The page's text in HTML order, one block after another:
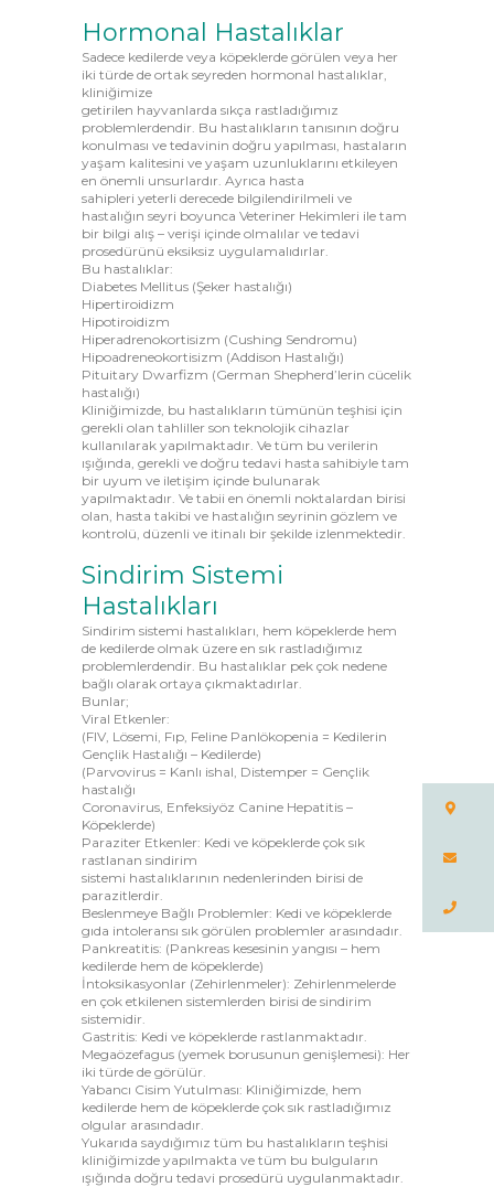
Hormonal Hastalıklar
Sadece kedilerde veya köpeklerde görülen veya her
iki türde de ortak seyreden hormonal hastalıklar,
kliniğimize
getirilen hayvanlarda sıkça rastladığımız
problemlerdendir. Bu hastalıkların tanısının doğru
konulması ve tedavinin doğru yapılması, hastaların
yaşam kalitesini ve yaşam uzunluklarını etkileyen
en önemli unsurlardır. Ayrıca hasta
sahipleri yeterli derecede bilgilendirilmeli ve
hastalığın seyri boyunca Veteriner Hekimleri ile tam
bir bilgi alış – verişi içinde olmalılar ve tedavi
prosedürünü eksiksiz uygulamalıdırlar.
Bu hastalıklar:
Diabetes Mellitus (Şeker hastalığı)
Hipertiroidizm
Hipotiroidizm
Hiperadrenokortisizm (Cushing Sendromu)
Hipoadreneokortisizm (Addison Hastalığı)
Pituitary Dwarfizm (German Shepherd’lerin cücelik
hastalığı)
Kliniğimizde, bu hastalıkların tümünün teşhisi için
gerekli olan tahliller son teknolojik cihazlar
kullanılarak yapılmaktadır. Ve tüm bu verilerin
ışığında, gerekli ve doğru tedavi hasta sahibiyle tam
bir uyum ve iletişim içinde bulunarak
yapılmaktadır. Ve tabii en önemli noktalardan birisi
olan, hasta takibi ve hastalığın seyrinin gözlem ve
kontrolü, düzenli ve itinalı bir şekilde izlenmektedir.
Sindirim Sistemi
Hastalıkları
Sindirim sistemi hastalıkları, hem köpeklerde hem
de kedilerde olmak üzere en sık rastladığımız
problemlerdendir. Bu hastalıklar pek çok nedene
bağlı olarak ortaya çıkmaktadırlar.
Bunlar;
Viral Etkenler:
(FIV, Lösemi, Fıp, Feline Panlökopenia = Kedilerin
Gençlik Hastalığı – Kedilerde)
(Parvovirus = Kanlı ishal, Distemper = Gençlik
hastalığı
Coronavirus, Enfeksiyöz Canine Hepatitis –
Köpeklerde)
Paraziter Etkenler: Kedi ve köpeklerde çok sık
rastlanan sindirim
sistemi hastalıklarının nedenlerinden birisi de
parazitlerdir.
Beslenmeye Bağlı Problemler: Kedi ve köpeklerde
gıda intoleransı sık görülen problemler arasındadır.
Pankreatitis: (Pankreas kesesinin yangısı – hem
kedilerde hem de köpeklerde)
İntoksikasyonlar (Zehirlenmeler): Zehirlenmelerde
en çok etkilenen sistemlerden birisi de sindirim
sistemidir.
Gastritis: Kedi ve köpeklerde rastlanmaktadır.
Megaözefagus (yemek borusunun genişlemesi): Her
iki türde de görülür.
Yabancı Cisim Yutulması: Kliniğimizde, hem
kedilerde hem de köpeklerde çok sık rastladığımız
olgular arasındadır.
Yukarıda saydığımız tüm bu hastalıkların teşhisi
kliniğimizde yapılmakta ve tüm bu bulguların
ışığında doğru tedavi prosedürü uygulanmaktadır.